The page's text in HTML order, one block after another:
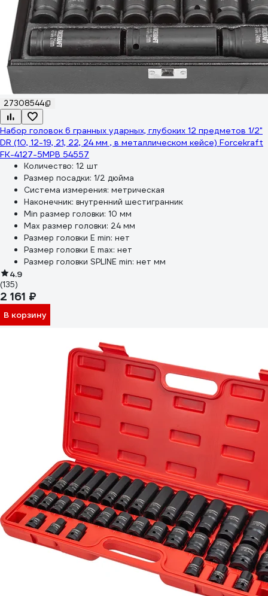
27308544
Набор головок 6 гранных ударных, глубоких 12 предметов 1/2"
DR (10, 12-19, 21, 22, 24 мм , в металлическом кейсе) Forcekraft
FK-4127-5MPB 54557
Количество: 12 шт
Размер посадки: 1/2 дюйма
Система измерения: метрическая
Наконечник: внутренний шестигранник
Min размер головки: 10 мм
Max размер головки: 24 мм
Размер головки E min: нет
Размер головки E max: нет
Размер головки SPLINE min: нет мм
4.9
(135)
2 161 ₽
В корзину